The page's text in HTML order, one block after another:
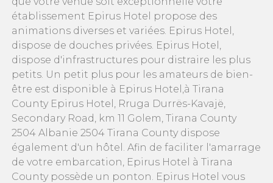
établissement Epirus Hotel propose des
animations diverses et variées. Epirus Hotel,
dispose de douches privées. Epirus Hotel,
dispose d'infrastructures pour distraire les plus
petits. Un petit plus pour les amateurs de bien-
être est disponible à Epirus Hotel,à Tirana
County Epirus Hotel, Rruga Durrës-Kavajë,
Secondary Road, km 11 Golem, Tirana County
2504 Albanie 2504 Tirana County dispose
également d'un hôtel. Afin de faciliter l'amarrage
de votre embarcation, Epirus Hotel à Tirana
County possède un ponton. Epirus Hotel vous